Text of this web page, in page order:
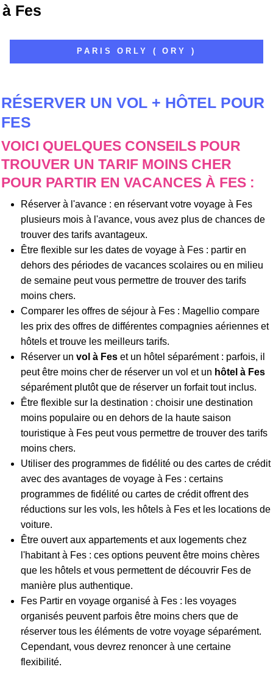
à Fes
PARIS ORLY ( ORY )
RÉSERVER UN VOL + HÔTEL POUR
FES
VOICI QUELQUES CONSEILS POUR
TROUVER UN TARIF MOINS CHER
POUR PARTIR EN VACANCES À FES :
Réserver à l'avance : en réservant votre voyage à Fes
plusieurs mois à l'avance, vous avez plus de chances de
trouver des tarifs avantageux.
Être flexible sur les dates de voyage à Fes : partir en
dehors des périodes de vacances scolaires ou en milieu
de semaine peut vous permettre de trouver des tarifs
moins chers.
Comparer les offres de séjour à Fes : Magellio compare
les prix des offres de différentes compagnies aériennes et
hôtels et trouve les meilleurs tarifs.
Réserver un vol à Fes et un hôtel séparément : parfois, il
peut être moins cher de réserver un vol et un hôtel à Fes
séparément plutôt que de réserver un forfait tout inclus.
Être flexible sur la destination : choisir une destination
moins populaire ou en dehors de la haute saison
touristique à Fes peut vous permettre de trouver des tarifs
moins chers.
Utiliser des programmes de fidélité ou des cartes de crédit
avec des avantages de voyage à Fes : certains
programmes de fidélité ou cartes de crédit offrent des
réductions sur les vols, les hôtels à Fes et les locations de
voiture.
Être ouvert aux appartements et aux logements chez
l'habitant à Fes : ces options peuvent être moins chères
que les hôtels et vous permettent de découvrir Fes de
manière plus authentique.
Fes Partir en voyage organisé à Fes : les voyages
organisés peuvent parfois être moins chers que de
réserver tous les éléments de votre voyage séparément.
Cependant, vous devrez renoncer à une certaine
flexibilité.